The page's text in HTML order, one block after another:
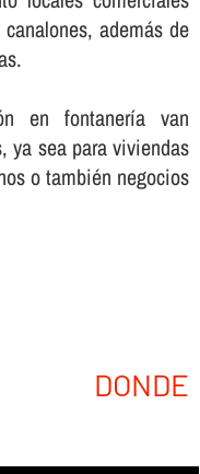
además de
en fontanerí­a van
ya sea para viviendas
o también negocios
DONDE